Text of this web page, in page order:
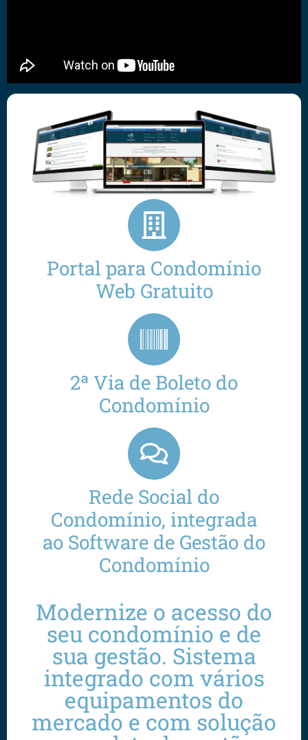
Portal para Condomínio
Web Gratuito
2ª Via de Boleto do
Condomínio
Rede Social do
Condomínio, integrada
ao Software de Gestão do
Condomínio
Modernize o acesso do
seu condomínio e de
sua gestão. Sistema
integrado com vários
equipamentos do
mercado e com solução